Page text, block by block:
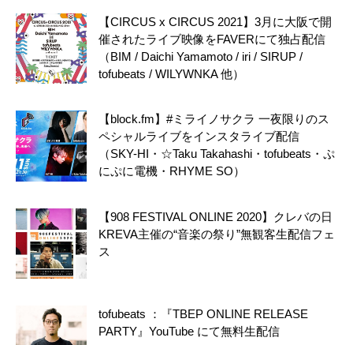
【CIRCUS x CIRCUS 2021】3月に大阪で開
催されたライブ映像をFAVERにて独占配信
（BIM / Daichi Yamamoto / iri / SIRUP /
tofubeats / WILYWNKA 他）
【block.fm】#ミライノサクラ 一夜限りのス
ペシャルライブをインスタライブ配信
（SKY-HI・☆Taku Takahashi・tofubeats・ぷ
にぷに電機・RHYME SO）
【908 FESTIVAL ONLINE 2020】クレバの日
KREVA主催の“音楽の祭り”無観客生配信フェ
ス
tofubeats ：『TBEP ONLINE RELEASE
PARTY』YouTube にて無料生配信